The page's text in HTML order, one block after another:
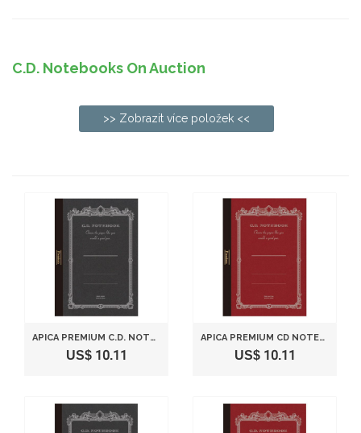
C.D. Notebooks On Auction
>> Zobrazit více položek <<
APICA PREMIUM C.D. NOTEBOOK - B5 - PLAIN - 96 SHEETS
US$ 10.11
APICA PREMIUM CD NOTEBOOK - B5 - 5MM GRAPH PAPER, 96 SHEETS
US$ 10.11